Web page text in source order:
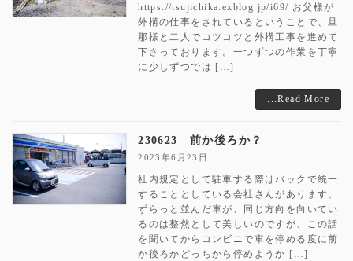
https://tsujichika.exblog.jp/i69/ お父様が
外構の仕事をされているということで、旦
那様と二人でコツコツと外構工事を進めて
下さっております。一つずつの作業を丁寧
に少しずつでは […]
...Read More
230623 前か後ろか？
2023年6月23日
社内規定として駐車する際はバックで統一
することとしている会社さんがあります。
ずらっと並んだ車が、同じ方向を向いてい
るのは整然として美しいのですが、この話
を聞いてからコンビニで車を停める度に前
か後ろかどっちから停めようか […]